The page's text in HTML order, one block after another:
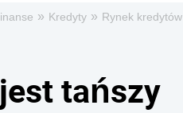
» Kredyty » Rynek kredytów
tańszy